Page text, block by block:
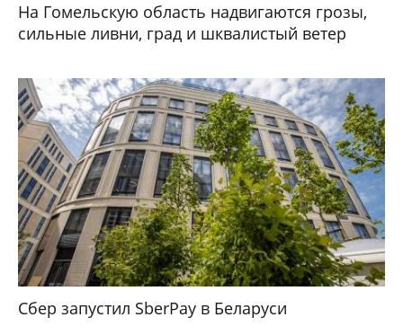
На Гомельскую область надвигаются грозы,
сильные ливни, град и шквалистый ветер
Сбер запустил SberPay в Беларуси